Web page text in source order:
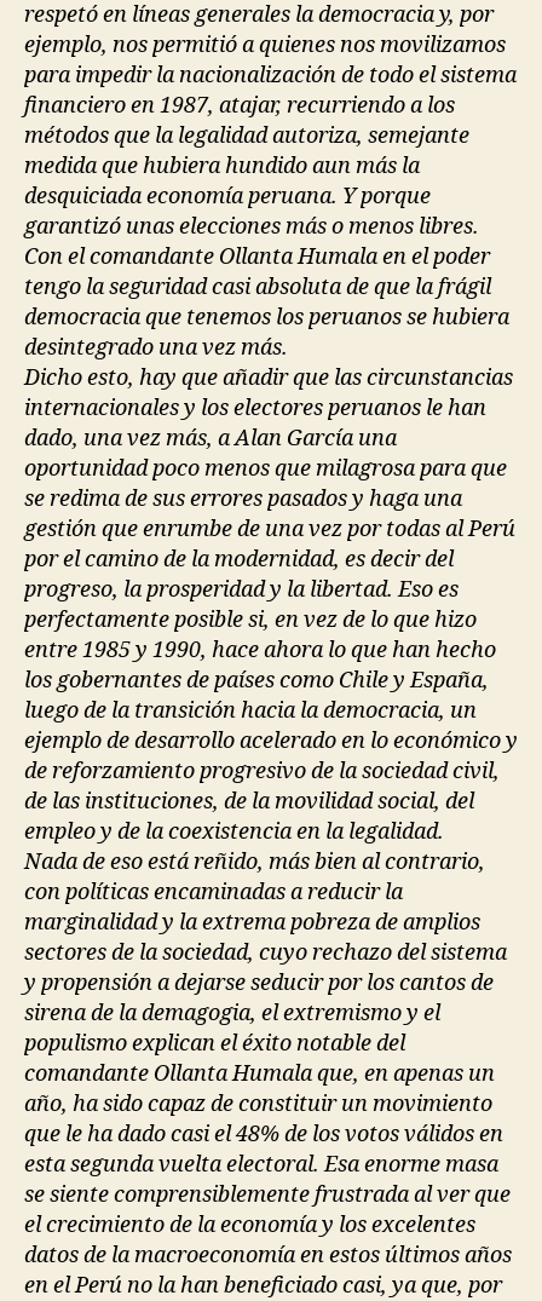
respetó en líneas generales la democracia y, por
ejemplo, nos permitió a quienes nos movilizamos
para impedir la nacionalización de todo el sistema
financiero en 1987, atajar, recurriendo a los
métodos que la legalidad autoriza, semejante
medida que hubiera hundido aun más la
desquiciada economía peruana. Y porque
garantizó unas elecciones más o menos libres.
Con el comandante Ollanta Humala en el poder
tengo la seguridad casi absoluta de que la frágil
democracia que tenemos los peruanos se hubiera
desintegrado una vez más.
Dicho esto, hay que añadir que las circunstancias
internacionales y los electores peruanos le han
dado, una vez más, a Alan García una
oportunidad poco menos que milagrosa para que
se redima de sus errores pasados y haga una
gestión que enrumbe de una vez por todas al Perú
por el camino de la modernidad, es decir del
progreso, la prosperidad y la libertad. Eso es
perfectamente posible si, en vez de lo que hizo
entre 1985 y 1990, hace ahora lo que han hecho
los gobernantes de países como Chile y España,
luego de la transición hacia la democracia, un
ejemplo de desarrollo acelerado en lo económico y
de reforzamiento progresivo de la sociedad civil,
de las instituciones, de la movilidad social, del
empleo y de la coexistencia en la legalidad.
Nada de eso está reñido, más bien al contrario,
con políticas encaminadas a reducir la
marginalidad y la extrema pobreza de amplios
sectores de la sociedad, cuyo rechazo del sistema
y propensión a dejarse seducir por los cantos de
sirena de la demagogia, el extremismo y el
populismo explican el éxito notable del
comandante Ollanta Humala que, en apenas un
año, ha sido capaz de constituir un movimiento
que le ha dado casi el 48% de los votos válidos en
esta segunda vuelta electoral. Esa enorme masa
se siente comprensiblemente frustrada al ver que
el crecimiento de la economía y los excelentes
datos de la macroeconomía en estos últimos años
en el Perú no la han beneficiado casi, ya que, por